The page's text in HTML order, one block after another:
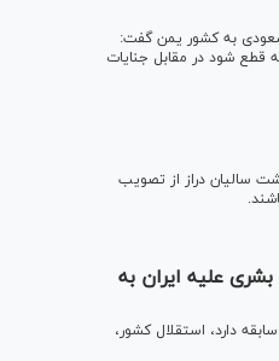
به کشور یمن گفت:
قطع شود در مقابل جنایات
سالیان دراز از تصویب
علیه ایران به
ناروای حقوق بشری غرب علیه جمهوری اسلامی ایران، گفت: تهاجم به سوی کشور ما 38 سال سابقه دارد، استقلال کشور،